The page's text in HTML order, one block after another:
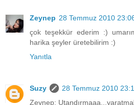
Zeynep 28 Temmuz 2010
çok teşekkür ederim :)
harika şeyler üretebilirim :)
Yanıtla
Suzy
28 Temmuz 2010
Zeynep: